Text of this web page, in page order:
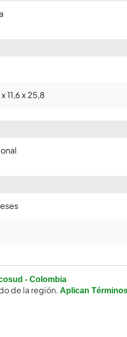
11,6 x 25,8
- Colombia
de la región. Aplican